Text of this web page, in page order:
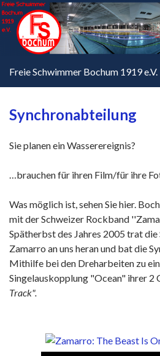
Freie Schwimmer Bochum 1919 e.V.
Synchronabteilung
Sie planen ein Wasserereignis?
…brauchen für ihren Film/für ihre
Was möglich ist, sehen Sie hier.
mit der Schweizer Rockband
Spätherbst des Jahres 2005 trat
Zamarro an uns heran und bat die
Mithilfe bei den Dreharbeiten zu
Singelauskopplung "Ocean" ihrer 2
Track".